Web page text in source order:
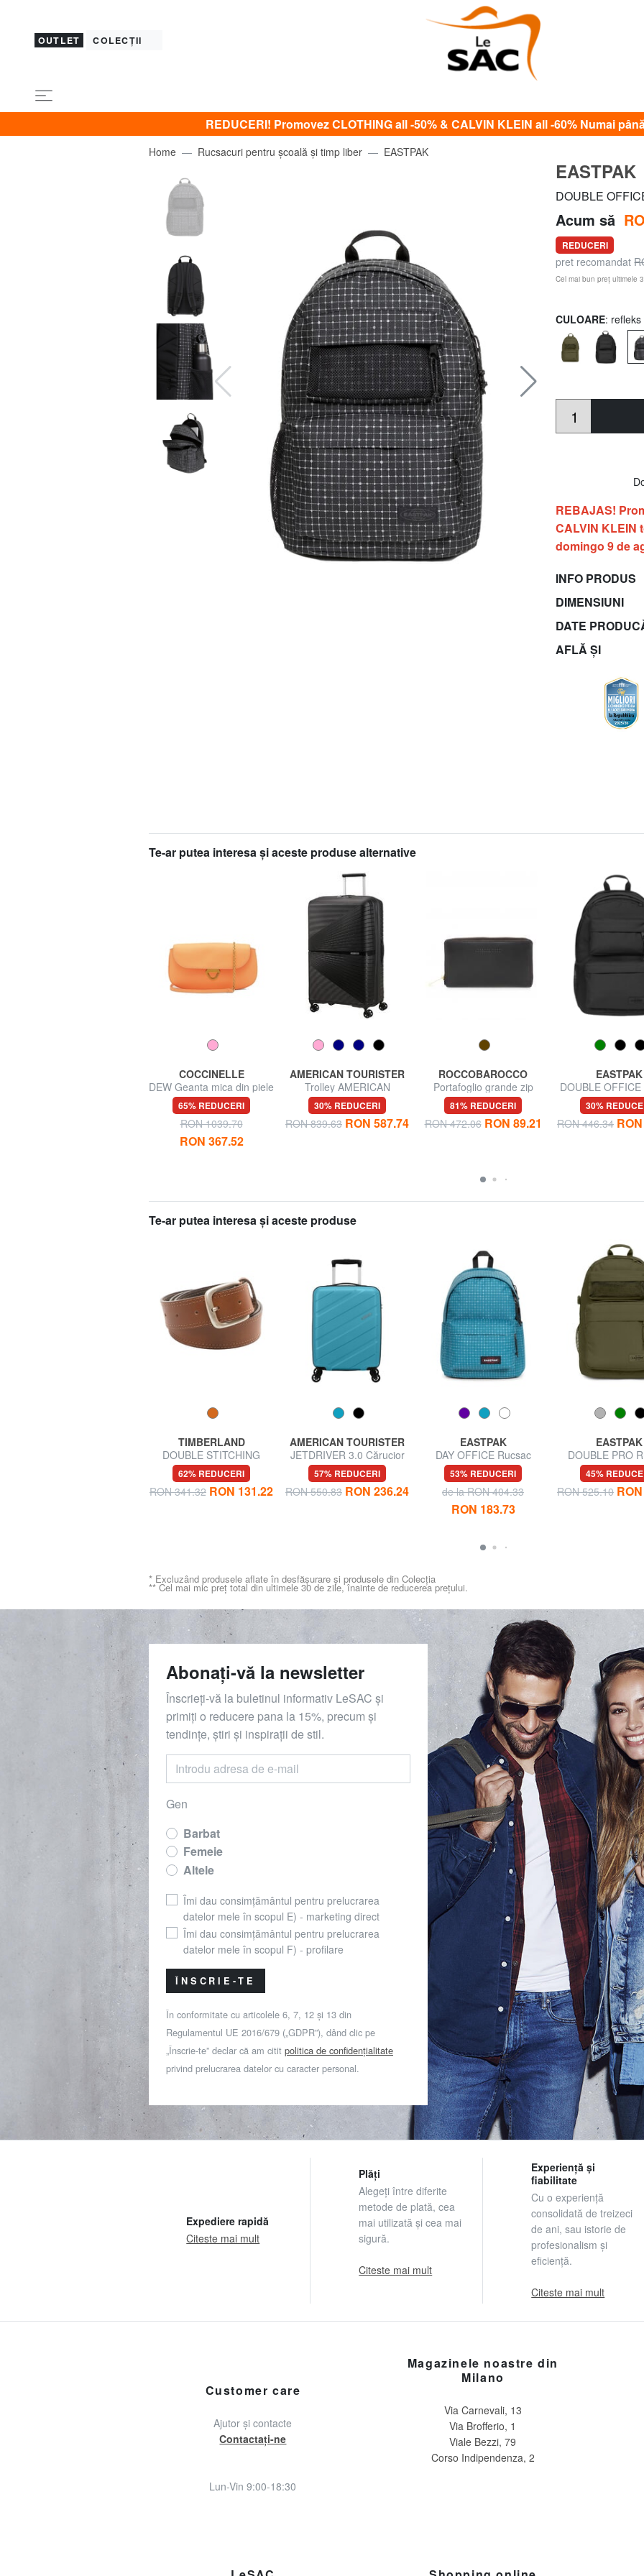
OUTLET COLECȚII
REDUCERI! Promovez CLOTHING all -50% & CALVIN KLEIN all -60% Numai
Home Rucsacuri pentru școală și timp liber EASTPAK
EASTPAK
DOUBLE
Acum să
REDUCERI
pret recomandat
Cel mai bun preț ultimele
CULOARE:
REBAJAS!
CALVIN KLEIN
domingo 9 de
INFO PRODUS
DIMENSIUNI
DATE
AFLĂ ȘI
Te-ar putea interesa şi aceste produse alternative
COCCINELLE
DEW Geanta mica din piele
ciocanita
65% REDUCERI
RON 1039.70
RON 367.52
AMERICAN TOURISTER
Trolley AMERICAN
TURISTER AIRCONIC,
dimensiuni mari, ușoare
30% REDUCERI
RON 839.63 RON 587.74
ROCCOBAROCCO
Portafoglio grande zip
around in pelle
81% REDUCERI
RON 472.06 RON 89.21
EASTPAK
DOUBLE
pentru PC de 17
30%
RON 446.34
Te-ar putea interesa şi aceste produse
TIMBERLAND
DOUBLE STITCHING
Curea din piele scurtabilă
62% REDUCERI
RON 341.32 RON 131.22
AMERICAN TOURISTER
JETDRIVER 3.0 Cărucior
pentru bagaje de mână
57% REDUCERI
RON 550.83 RON 236.24
EASTPAK
DAY OFFICE Rucsac
pentru laptop de 16 inchi
53% REDUCERI
de la RON 404.33
RON 183.73
EASTPAK
DOUBLE PRO
pentru laptop de
45%
RON 525.10
* Excluzând produsele aflate în desfășurare și produsele din Colecția
** Cel mai mic preț total din ultimele 30 de zile, înainte de reducerea prețului.
Abonați-vă la newsletter
Înscrieți-vă la buletinul informativ LeSAC și
primiți o reducere pana la 15%, precum și
tendințe, știri și inspirații de stil.
Gen
Barbat
Femeie
Altele
Îmi dau consimțământul pentru prelucrarea
datelor mele în scopul E) - marketing direct
Îmi dau consimțământul pentru prelucrarea
datelor mele în scopul F) - profilare
ÎNSCRIE-TE
În conformitate cu articolele 6, 7, 12 și 13 din
Regulamentul UE 2016/679 („GDPR”), dând clic pe
„Înscrie-te” declar că am citit politica de confidențialitate
privind prelucrarea datelor cu caracter personal.
Expediere rapidă
Citeste mai mult
Plăți
Alegeți între diferite
metode de plată, cea
mai utilizată și cea mai
sigură.
Citeste mai mult
Experiență și
fiabilitate
Cu o experiență
consolidată de treizeci
de ani, sau istorie de
profesionalism și
eficiență.
Citeste mai mult
Customer care
Ajutor și contacte
Contactați-ne
Lun-Vin 9:00-18:30
Magazinele noastre din
Milano
Via Carnevali, 13
Via Brofferio, 1
Viale Bezzi, 79
Corso Indipendenza, 2